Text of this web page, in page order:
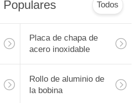
Todos
Placa de chapa de
acero inoxidable
Rollo de aluminio de
la bobina